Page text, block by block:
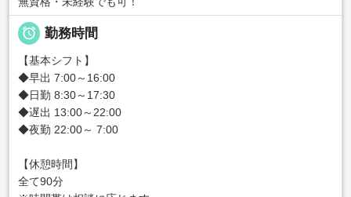
 勤務時間
【基本シフト】
◆早出 7:00～16:00
◆日勤 8:30～17:30
◆遅出 13:00～22:00
◆夜勤 22:00～ 7:00
【休憩時間】
全て90分